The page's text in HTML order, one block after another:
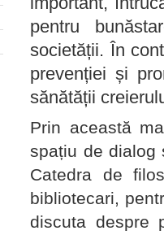
pentru
societății. În
prevenției și
sănătății
Prin această
spațiu de dialog
Catedra de
bibliotecari,
discuta despre